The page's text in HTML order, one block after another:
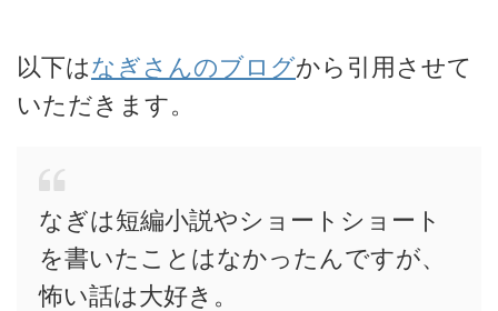
以下はなぎさんのブログから引用させて
いただきます。
なぎは短編小説やショートショート
を書いたことはなかったんですが、
怖い話は大好き。